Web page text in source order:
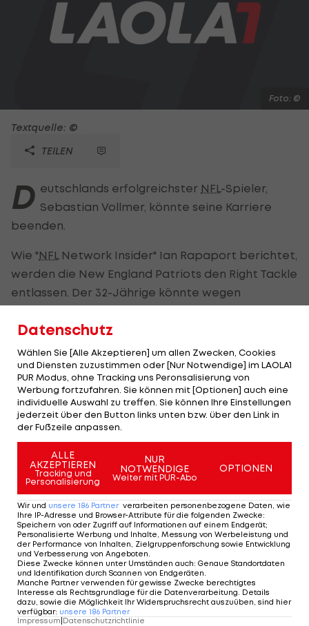
Foto: ©
Textquelle: ©
TEILEN
D eutschlands erfolgreichster NFL -Spieler,
Sebastian Vollmer, könnte seine Karriere
beenden.
Wie "NFL Network Insider" Ian Rapaport berichtet,
werden die New England Patriots den Right Tackle
entlassen. Der 32-Jährige könnte wegen
beenden.
Vollmer gewann zwei Mal die Super Bowl, wobei er
in der abgelaufenen Saison wegen einer
Verletzung kein Spiel absolvierte.
Star-Receiver Brandon Marshall ersuchte indes
um Entlassung bei den NY Jets, die einen
Neubeginn starten.
Mehr zum Thema
Datenschutz
Wählen Sie [Alle Akzeptieren] um allen Zwecken, Cookies
und Diensten zuzustimmen oder [Nur Notwendige] im LAOLA1
PUR Modus, ohne Tracking uns Peronsalisierung von
Werbung fortzufahren. Sie können mit [Optionen] auch eine
individuelle Auswahl zu treffen. Sie können Ihre Einstellungen
jederzeit über den Button links unten bzw. über den Link in
der Fußzeile anpassen.
ALLE
AKZEPTIEREN
Tracking und
Personalisierung
NUR
NOTWENDIGE
Weiter mit PUR-Abo
OPTIONEN
Wir und unsere 186 Partner verarbeiten personenbezogene Daten, wie
Ihre IP-Adresse und Browser-Attribute für die folgenden Zwecke:
Speichern von oder Zugriff auf Informationen auf einem Endgerät;
Personalisierte Werbung und Inhalte, Messung von Werbeleistung und
der Performance von Inhalten, Zielgruppenforschung sowie Entwicklung
und Verbesserung von Angeboten.
Diese Zwecke können unter Umständen auch: Genaue Standortdaten
und Identifikation durch Scannen von Endgeräten.
Manche Partner verwenden für gewisse Zwecke berechtigtes
Interesse als Rechtsgrundlage für die Datenverarbeitung. Details
dazu, sowie die Möglichkeit Ihr Widerspruchsrecht auszuüben, sind hier
verfügbar: unsere 186 Partner
Impressum Datenschutzrichtlinie